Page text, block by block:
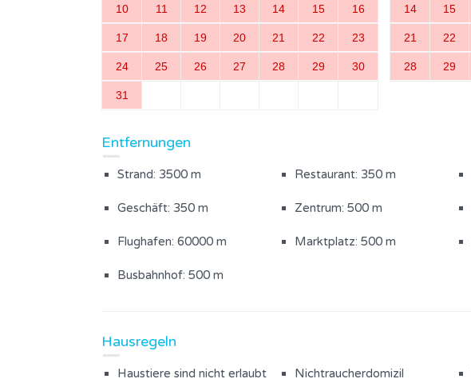
Außenanlagen
Der Hof ist eingezäunt Hofbereich (1200 m2)
10 11 12 13 14 15 16
17 18 19 20 21 22 23
24 25 26 27 28 29 30
31
14 15
21 22
28 29
Entfernungen
Strand: 3500 m Restaurant: 350 m
Geschäft: 350 m Zentrum: 500 m
Flughafen: 60000 m Marktplatz: 500 m
Busbahnhof: 500 m
Hausregeln
Haustiere sind nicht erlaubt Nichtraucherdomizil